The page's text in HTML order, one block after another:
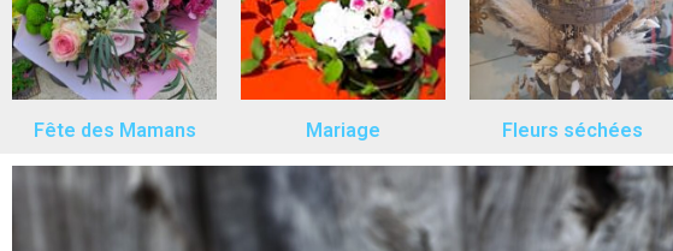
Fête des Mamans Mariage Fleurs séchées